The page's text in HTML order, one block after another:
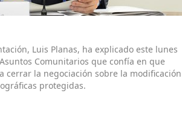
Luis Planas, ha explicado este lunes
Comunitarios que confía en que
cerrar la negociación sobre la modificación
protegidas.